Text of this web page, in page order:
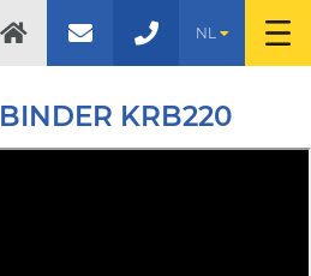
NL
KRB220